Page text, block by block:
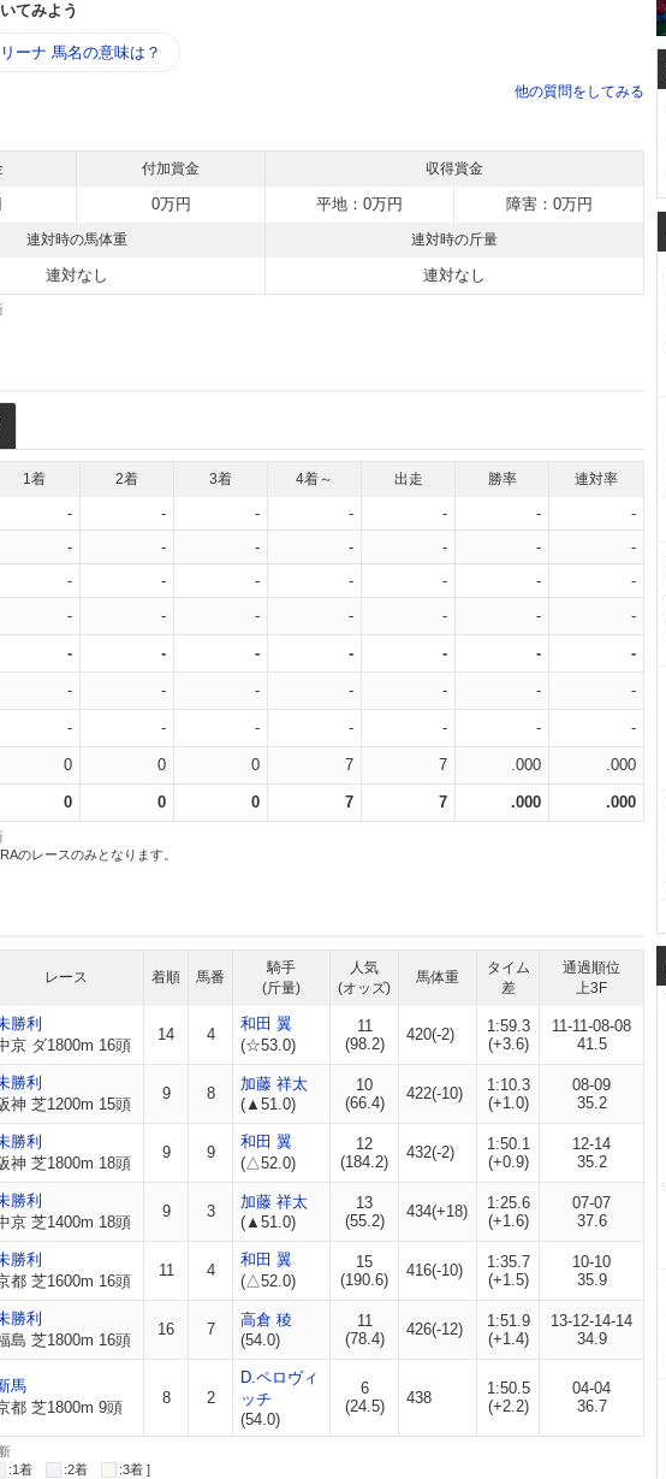
てみよう
ーナ 馬名の意味は？
他の質問をしてみる
付加賞金 収得賞金
0万円 平地：0万円 障害：0万円
連対時の馬体重 連対時の斤量
連対なし 連対なし
1着 2着 3着 4着～ 出走 勝率 連対率
- - - - - -
-
- - - - - -
-
- - - - - -
-
- - - - - - -
- - - - - - -
- - - - - - -
- - - - - - -
0 0 0 7 7 .000 .000
0 0 0 7 7 .000 .000
のレースのみとなります。
レース 着順 馬番
騎手
(斤量)
人気
(オッズ)
馬体重
タイム
差
通過順位
上3F
勝利
京 ダ1800m 16頭
14 4
和田 翼
(☆53.0)
11
(98.2)
420(-2)
1:59.3
(+3.6)
11-11-08-08
41.5
勝利
神 芝1200m 15頭
9 8
加藤 祥太
(▲51.0)
10
(66.4)
422(-10)
1:10.3
(+1.0)
08-09
35.2
勝利
神 芝1800m 18頭
9 9
和田 翼
(△52.0)
12
(184.2)
432(-2)
1:50.1
(+0.9)
12-14
35.2
勝利
京 芝1400m 18頭
9 3
加藤 祥太
(▲51.0)
13
(55.2)
434(+18)
1:25.6
(+1.6)
07-07
37.6
勝利
都 芝1600m 16頭
11 4
和田 翼
(△52.0)
15
(190.6)
416(-10)
1:35.7
(+1.5)
10-10
35.9
勝利
島 芝1800m 16頭
16 7
高倉 稜
(54.0)
11
(78.4)
426(-12)
1:51.9
(+1.4)
13-12-14-14
34.9
馬
都 芝1800m 9頭
8 2
D.ペロヴィ
ッチ
(54.0)
6
(24.5)
438
1:50.5
(+2.2)
04-04
36.7
:1着 :2着
:3着 ]